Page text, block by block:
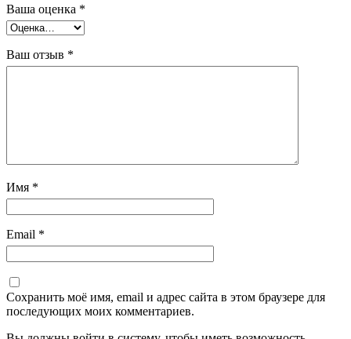
Ваша оценка *
Ваш отзыв *
Имя *
Email *
Сохранить моё имя, email и адрес сайта в этом браузере для
последующих моих комментариев.